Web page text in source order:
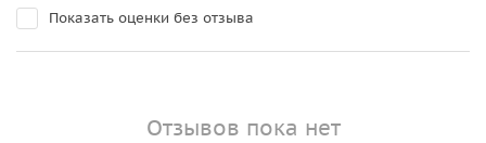
Показать оценки без отзыва
Отзывов пока нет